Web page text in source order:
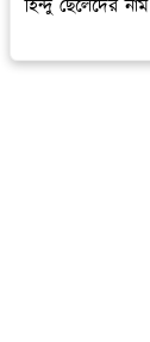
হিন্দু ছেলেদের নাম